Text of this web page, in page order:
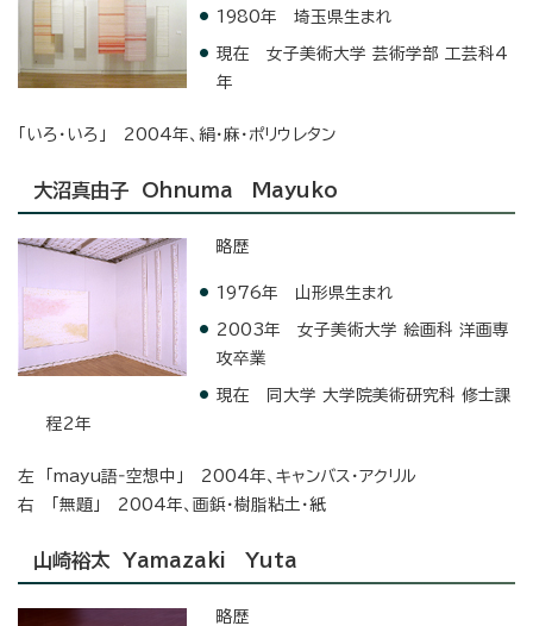
1980年 埼玉県生まれ
現在 女子美術大学 芸術学部 工芸科4
年
「いろ・いろ」 2004年、絹・麻・ポリウレタン
大沼真由子 Ohnuma Mayuko
略歴
1976年 山形県生まれ
2003年 女子美術大学 絵画科 洋画専
攻卒業
現在 同大学 大学院美術研究科 修士課
程2年
左 「mayu語‐空想中」 2004年、キャンバス・アクリル
右 「無題」 2004年、画鋲・樹脂粘土・紙
山崎裕太 Yamazaki Yuta
略歴